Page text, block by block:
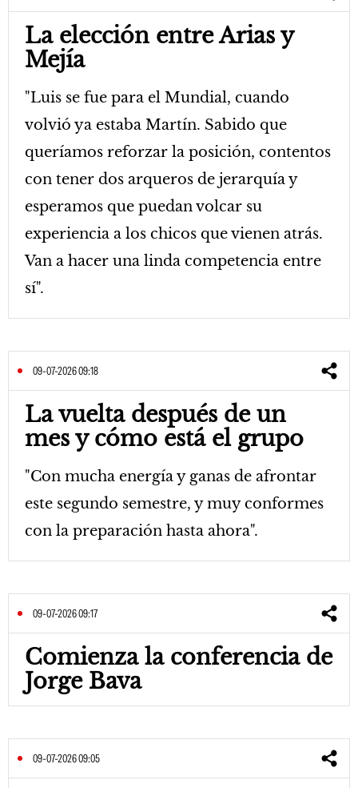
La elección entre Arias y
Mejía
"Luis se fue para el Mundial, cuando
volvió ya estaba Martín. Sabido que
queríamos reforzar la posición, contentos
con tener dos arqueros de jerarquía y
esperamos que puedan volcar su
experiencia a los chicos que vienen atrás.
Van a hacer una linda competencia entre
sí".
09-07-2026 09:18
La vuelta después de un
mes y cómo está el grupo
"Con mucha energía y ganas de afrontar
este segundo semestre, y muy conformes
con la preparación hasta ahora".
09-07-2026 09:17
Comienza la conferencia de
Jorge Bava
09-07-2026 09:05